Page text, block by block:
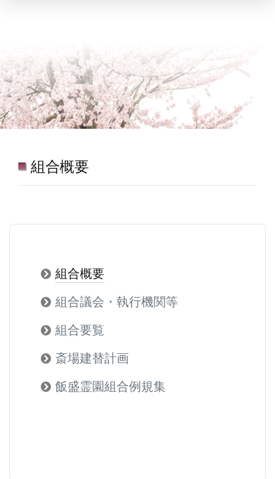
組合概要
組合概要
組合議会・執行機関等
組合要覧
斎場建替計画
飯盛霊園組合例規集